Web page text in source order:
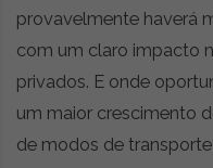
provavelmente haverá
com um claro impacto
privados. E onde
um maior crescimento
de modos de